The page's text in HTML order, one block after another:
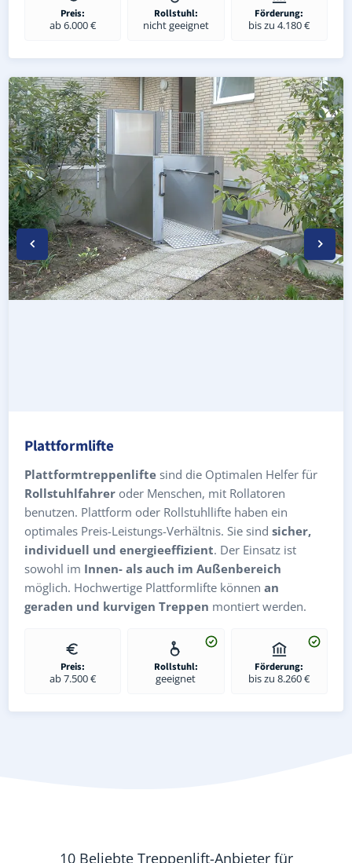
Preis:
ab 6.000 €
Rollstuhl:
nicht geeignet
Förderung:
bis zu 4.180 €
Wetterfester Plattformlift außen in Nennhausen
Rollstuhl-Plattformlift in Nennhausen (Landkreis
Plattformlifte
Plattformtreppenlifte sind die Optimalen Helfer für
Rollstuhlfahrer oder Menschen, mit Rollatoren
benutzen. Plattform oder Rollstuhllifte haben ein
optimales Preis-Leistungs-Verhältnis. Sie sind sicher,
individuell und energieeffizient. Der Einsatz ist
sowohl im Innen- als auch im Außenbereich
möglich. Hochwertige Plattformlifte können an
geraden und kurvigen Treppen montiert werden.
Preis:
ab 7.500 €
Rollstuhl:
geeignet
Förderung:
bis zu 8.260 €
10 Beliebte Treppenlift-Anbieter für